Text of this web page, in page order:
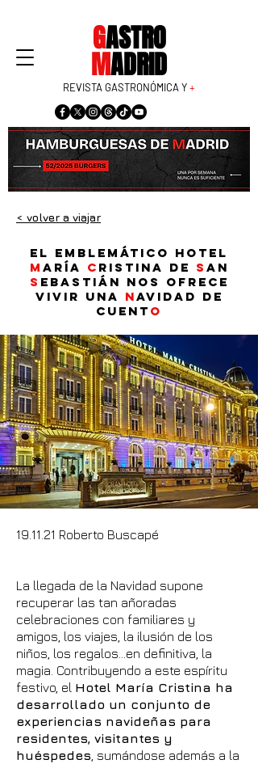
GASTRO
MADRID
REVISTA GASTRONÓMICA Y+
< volver a viajar
El emblemático Hotel
M aría C ristina de S an
S ebastián nos ofrece
vivir una Navidad de
cuent o
19.11.21 Roberto Buscapé
La llegada de la Navidad supone
recuperar las tan añoradas
celebraciones con familiares y
amigos, los viajes, la ilusión de los
niños, los regalos…en definitiva, la
magia. Contribuyendo a este espíritu
festivo, el Hotel María Cristina ha
desarrollado un conjunto de
experiencias navideñas para
residentes, visitantes y
huéspedes , sumándose además a la